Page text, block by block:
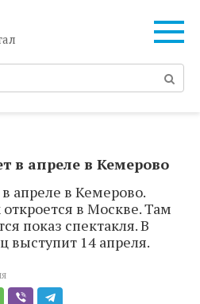
в апреле в Кемерово
апреле в Кемерово.
в Москве. Там
показ спектакля. В
выступит 14 апреля.